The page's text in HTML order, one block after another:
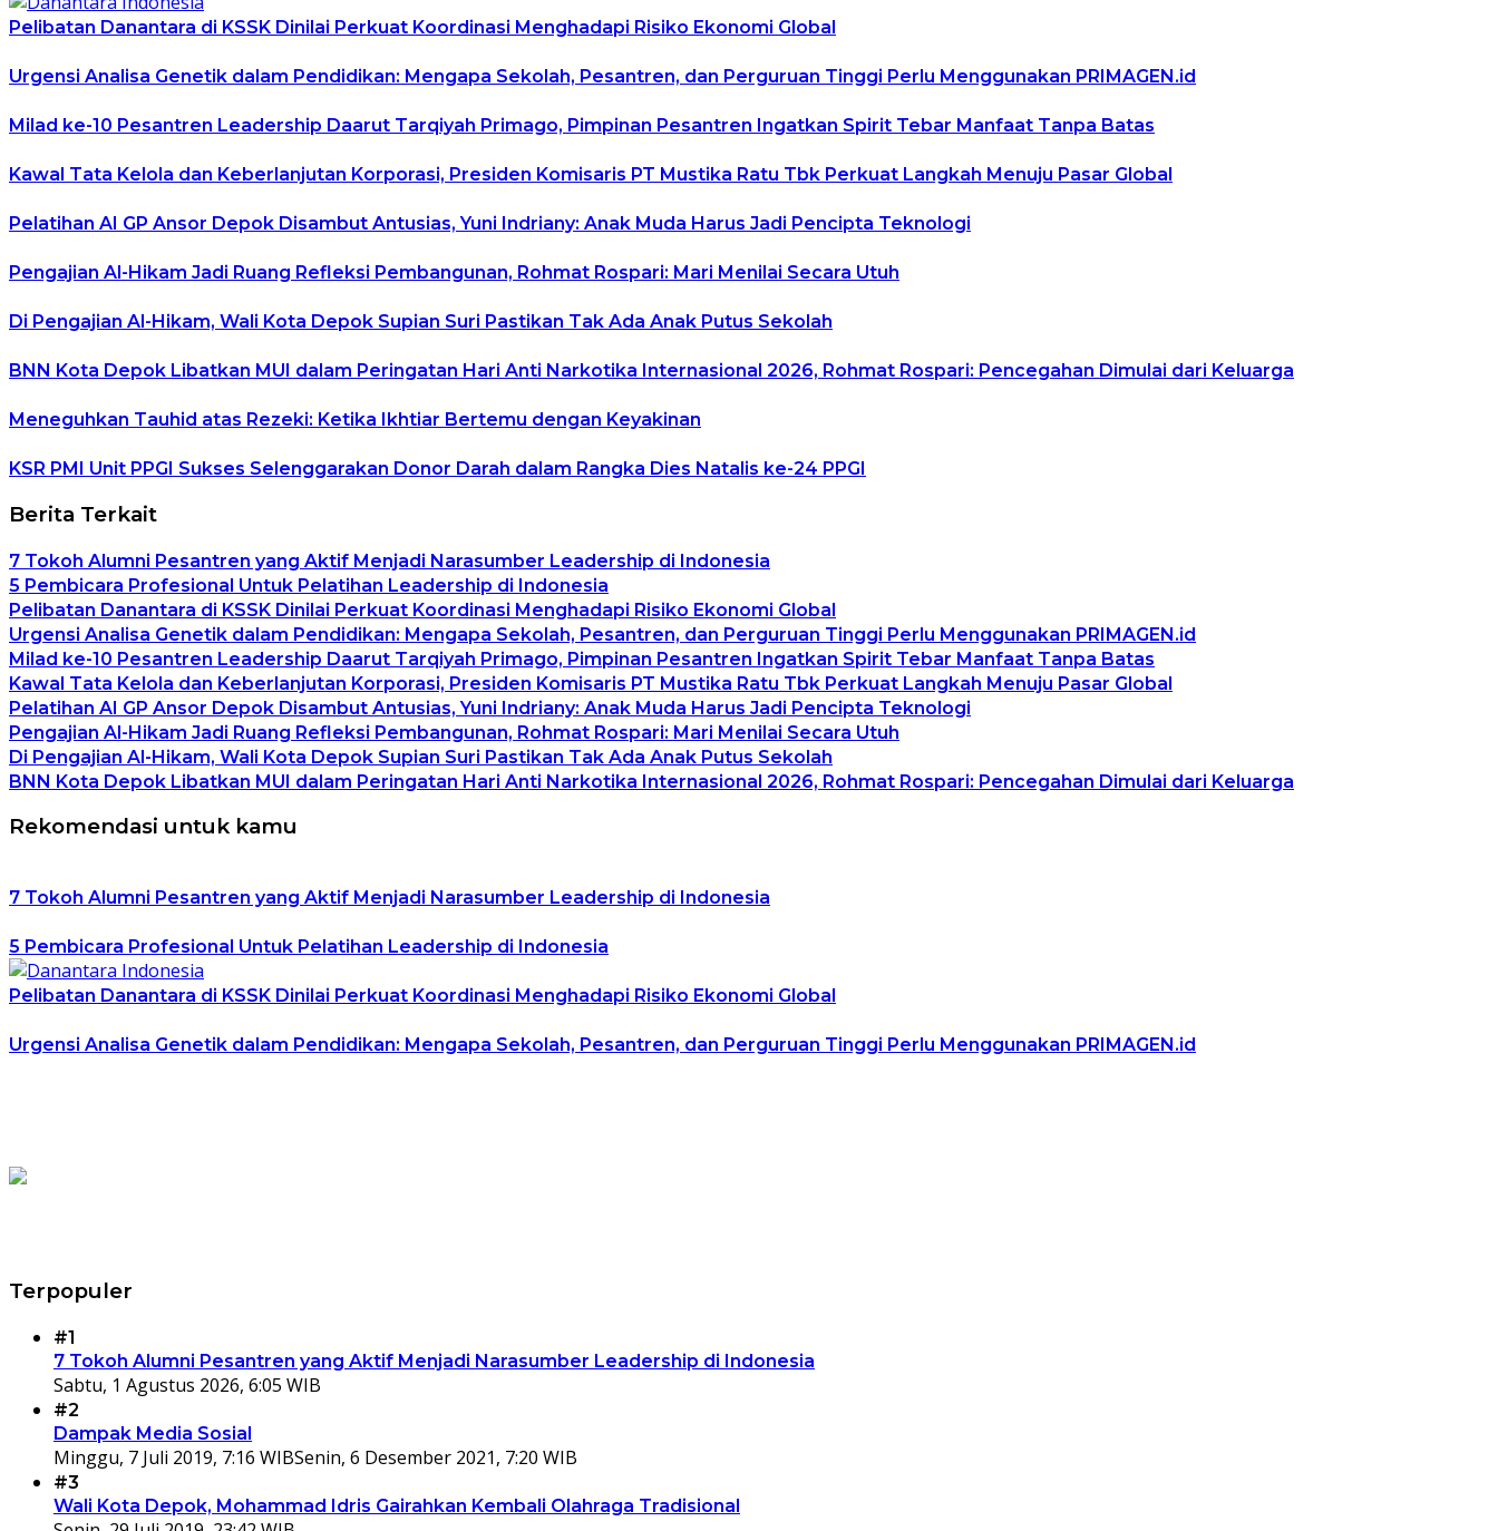
Pelibatan Danantara di KSSK Dinilai Perkuat Koordinasi Menghadapi Risiko Ekonomi Global
Urgensi Analisa Genetik dalam Pendidikan: Mengapa Sekolah, Pesantren, dan Perguruan Tinggi Perlu Menggunakan PRIMAGEN.id
Milad ke-10 Pesantren Leadership Daarut Tarqiyah Primago, Pimpinan Pesantren Ingatkan Spirit Tebar Manfaat Tanpa Batas
Kawal Tata Kelola dan Keberlanjutan Korporasi, Presiden Komisaris PT Mustika Ratu Tbk Perkuat Langkah Menuju Pasar Global
Pelatihan AI GP Ansor Depok Disambut Antusias, Yuni Indriany: Anak Muda Harus Jadi Pencipta Teknologi
Pengajian Al-Hikam Jadi Ruang Refleksi Pembangunan, Rohmat Rospari: Mari Menilai Secara Utuh
Di Pengajian Al-Hikam, Wali Kota Depok Supian Suri Pastikan Tak Ada Anak Putus Sekolah
BNN Kota Depok Libatkan MUI dalam Peringatan Hari Anti Narkotika Internasional 2026, Rohmat Rospari: Pencegahan Dimulai dari Keluarga
Meneguhkan Tauhid atas Rezeki: Ketika Ikhtiar Bertemu dengan Keyakinan
KSR PMI Unit PPGI Sukses Selenggarakan Donor Darah dalam Rangka Dies Natalis ke-24 PPGI
Berita Terkait
7 Tokoh Alumni Pesantren yang Aktif Menjadi Narasumber Leadership di Indonesia
5 Pembicara Profesional Untuk Pelatihan Leadership di Indonesia
Pelibatan Danantara di KSSK Dinilai Perkuat Koordinasi Menghadapi Risiko Ekonomi Global
Urgensi Analisa Genetik dalam Pendidikan: Mengapa Sekolah, Pesantren, dan Perguruan Tinggi Perlu Menggunakan PRIMAGEN.id
Milad ke-10 Pesantren Leadership Daarut Tarqiyah Primago, Pimpinan Pesantren Ingatkan Spirit Tebar Manfaat Tanpa Batas
Kawal Tata Kelola dan Keberlanjutan Korporasi, Presiden Komisaris PT Mustika Ratu Tbk Perkuat Langkah Menuju Pasar Global
Pelatihan AI GP Ansor Depok Disambut Antusias, Yuni Indriany: Anak Muda Harus Jadi Pencipta Teknologi
Pengajian Al-Hikam Jadi Ruang Refleksi Pembangunan, Rohmat Rospari: Mari Menilai Secara Utuh
Di Pengajian Al-Hikam, Wali Kota Depok Supian Suri Pastikan Tak Ada Anak Putus Sekolah
BNN Kota Depok Libatkan MUI dalam Peringatan Hari Anti Narkotika Internasional 2026, Rohmat Rospari: Pencegahan Dimulai dari Keluarga
Rekomendasi untuk kamu
7 Tokoh Alumni Pesantren yang Aktif Menjadi Narasumber Leadership di Indonesia
5 Pembicara Profesional Untuk Pelatihan Leadership di Indonesia
Pelibatan Danantara di KSSK Dinilai Perkuat Koordinasi Menghadapi Risiko Ekonomi Global
Urgensi Analisa Genetik dalam Pendidikan: Mengapa Sekolah, Pesantren, dan Perguruan Tinggi Perlu Menggunakan PRIMAGEN.id
Terpopuler
#1
7 Tokoh Alumni Pesantren yang Aktif Menjadi Narasumber Leadership di Indonesia
Sabtu, 1 Agustus 2026, 6:05 WIB
#2
Dampak Media Sosial
Minggu, 7 Juli 2019, 7:16 WIBSenin, 6 Desember 2021, 7:20 WIB
#3
Wali Kota Depok, Mohammad Idris Gairahkan Kembali Olahraga Tradisional